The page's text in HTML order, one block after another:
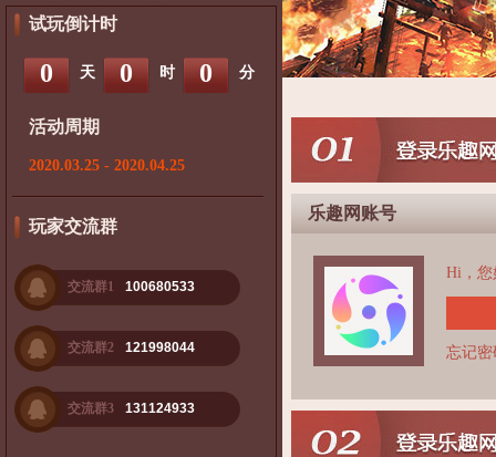
试玩倒计时
0 天 0 时 0 分
活动周期
2020.03.25 - 2020.04.25
玩家交流群
交流群1 100680533
交流群2 121998044
交流群3 131124933
乐趣网账号
Hi，您
忘记密